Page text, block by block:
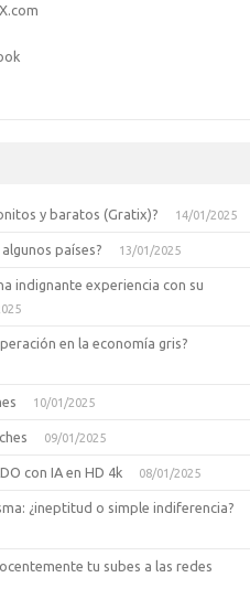
y baratos (Gratix)? 14/01/2025
países? 13/01/2025
indignante experiencia con su
en la economía gris?
10/01/2025
09/01/2025
con IA en HD 4k 08/01/2025
¿ineptitud o simple indiferencia?
tu subes a las redes